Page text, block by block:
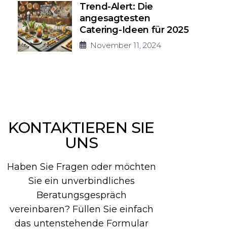
Trend-Alert: Die
angesagtesten
Catering-Ideen für 2025
November 11, 2024
KONTAKTIEREN SIE
UNS
Haben Sie Fragen oder möchten
Sie ein unverbindliches
Beratungsgespräch
vereinbaren? Füllen Sie einfach
das untenstehende Formular